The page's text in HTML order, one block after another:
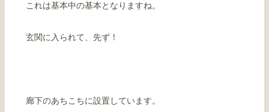
これは基本中の基本となりますね。
玄関に入られて、先ず！
廊下のあちこちに設置しています。